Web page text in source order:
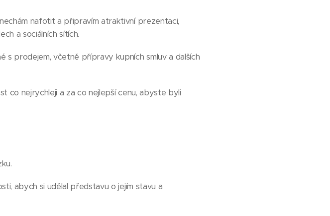
nafotit a připravím atraktivní prezentaci,
a sociálních sítích.
s prodejem, včetně přípravy kupních smluv a dalších
co nejrychleji a za co nejlepší cenu, abyste byli
abych si udělal představu o jejím stavu a